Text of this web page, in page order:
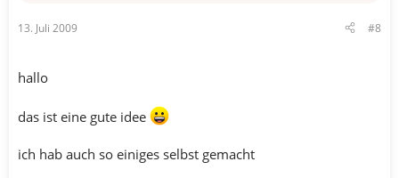
13. Juli 2009 #8
hallo
das ist eine gute idee
ich hab auch so einiges selbst gemacht